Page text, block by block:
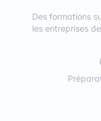
Des formations
les entreprises